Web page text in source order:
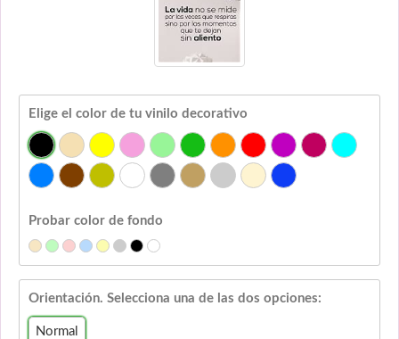
Elige el color de tu vinilo decorativo
Probar color de fondo
Orientación. Selecciona una de las dos opciones:
Normal